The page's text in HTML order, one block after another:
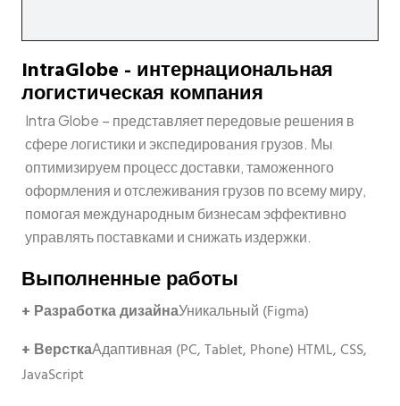
IntraGlobe - интернациональная
логистическая компания
Intra Globe – представляет передовые решения в
сфере логистики и экспедирования грузов. Мы
оптимизируем процесс доставки, таможенного
оформления и отслеживания грузов по всему миру,
помогая международным бизнесам эффективно
управлять поставками и снижать издержки.
Выполненные работы
+ Разработка дизайнаУникальный (Figma)
+ ВерсткаАдаптивная (PC, Tablet, Phone) HTML, CSS,
JavaScript